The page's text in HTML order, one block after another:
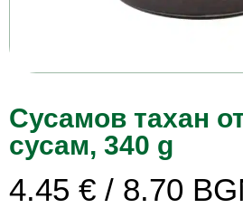
Сусамов тахан
сусам, 340 g
4.45 € / 8.70